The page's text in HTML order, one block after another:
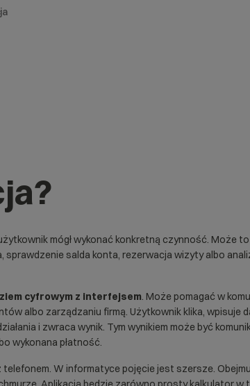
mógł wykonać konkretną czynność. Może
sprawdzenie salda konta, rezerwacja wizyty albo
cyfrowym z interfejsem. Może pomagać w
albo zarządzaniu firmą. Użytkownik klika, wpisuje
i zwraca wynik. Tym wynikiem może być
wykonana płatność.
W informatyce pojęcie jest szersze.